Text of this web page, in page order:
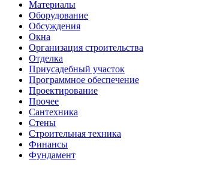
Материалы
Оборудование
Обсуждения
Окна
Организация строительства
Отделка
Приусадебный участок
Программное обеспечение
Проектирование
Прочее
Сантехника
Стены
Строительная техника
Финансы
Фундамент